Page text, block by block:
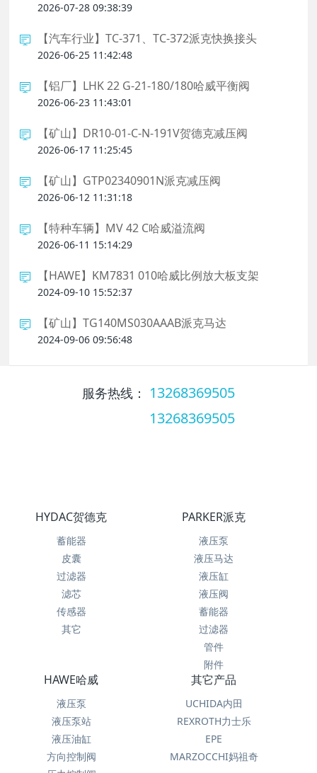
2026-07-28 09:38:39
【汽车行业】TC-371、TC-372派克快换接头
2026-06-25 11:42:48
【铝厂】LHK 22 G-21-180/180哈威平衡阀
2026-06-23 11:43:01
【矿山】DR10-01-C-N-191V贺德克减压阀
2026-06-17 11:25:45
【矿山】GTP02340901N派克减压阀
2026-06-12 11:31:18
【特种车辆】MV 42 C哈威溢流阀
2026-06-11 15:14:29
【HAWE】KM7831 010哈威比例放大板支架
2024-09-10 15:52:37
【矿山】TG140MS030AAAB派克马达
2024-09-06 09:56:48
服务热线： 13268369505
13268369505
HYDAC贺德克
蓄能器
皮囊
过滤器
滤芯
传感器
其它
PARKER派克
液压泵
液压马达
液压缸
液压阀
蓄能器
过滤器
管件
附件
HAWE哈威
液压泵
液压泵站
液压油缸
方向控制阀
其它产品
UCHIDA内田
REXROTH力士乐
EPE
MARZOCCHI妈祖奇